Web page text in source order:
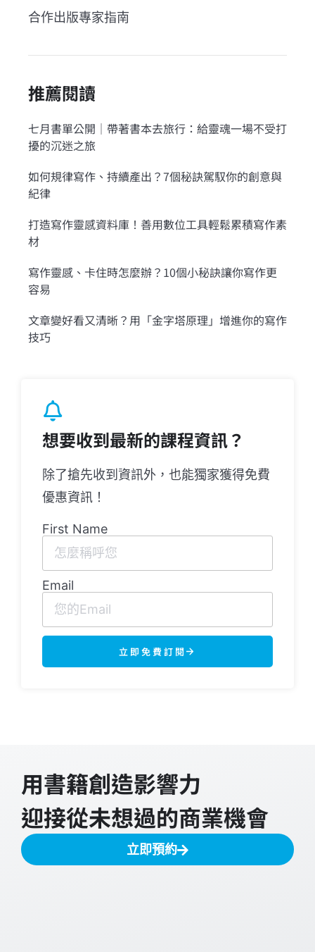
合作出版專家指南
推薦閱讀
七月書單公開｜帶著書本去旅行：給靈魂一場不受打
擾的沉迷之旅
如何規律寫作、持續產出？7個秘訣駕馭你的創意與
紀律
打造寫作靈感資料庫！善用數位工具輕鬆累積寫作素
材
寫作靈感、卡住時怎麼辦？10個小秘訣讓你寫作更
容易
文章變好看又清晰？用「金字塔原理」增進你的寫作
技巧
想要收到最新的課程資訊？
除了搶先收到資訊外，也能獨家獲得免費
優惠資訊！
First Name
Email
立即免費訂閱
用書籍創造影響力
迎接從未想過的商業機會
立即預約